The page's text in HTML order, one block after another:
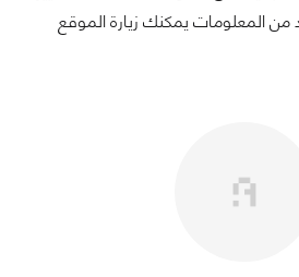
المعلومات يمكنك زيارة الموقع